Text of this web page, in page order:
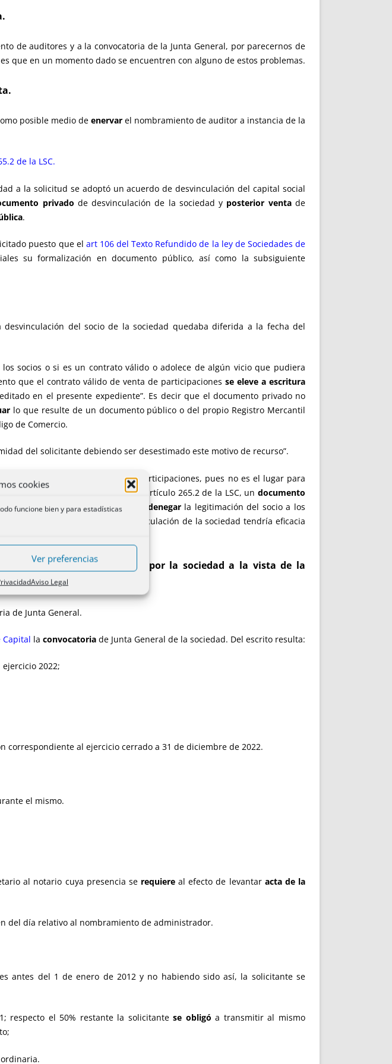
cookies
funcione bien y para estadísticas
Ver preferencias
Aviso Legal
de auditores y a la convocatoria de la Junta General, por parecernos de
que en un momento dado se encuentren con alguno de estos problemas.
posible medio de enervarel nombramiento de auditor a instancia de la
de la LSC.
a la solicitud se adoptó un acuerdo de desvinculación del capital social
privado de desvinculación de la sociedad y posterior ventade
.
puesto que el art 106 del Texto Refundido de la ley de Sociedades de
su formalización en documento público, así como la subsiguiente
del socio de la sociedad quedaba diferida a la fecha del
socios o si es un contrato válido o adolece de algún vicio que pudiera
que el contrato válido de venta de participaciones se eleve a escritura
en el presente expediente”. Es decir que el documento privado no
lo que resulte de un documento público o del propio Registro Mercantil
de Comercio.
del solicitante debiendo ser desestimado este motivo de recurso”.
privado de compraventa de participaciones, pues no es el lugar para
del ejercicio del derecho del artículo 265.2 de la LSC, un documento
cuenta por el registrador para denegarla legitimación del socio a los
dice expresamente que la desvinculación de la sociedad tendría eficacia
Convocatoria realizada por la sociedad a la vista de la
de Junta General.
Capital la convocatoria de Junta General de la sociedad. Del escrito resulta:
2022;
correspondiente al ejercicio cerrado a 31 de diciembre de 2022.
el mismo.
al notario cuya presencia serequiereal efecto de levantar acta de la
del día relativo al nombramiento de administrador.
antes del 1 de enero de 2012 y no habiendo sido así, la solicitante se
respecto el 50% restante la solicitantese obligó a transmitir al mismo